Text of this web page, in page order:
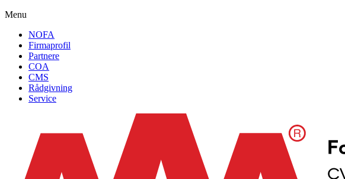
Menu
NOFA
Firmaprofil
Partnere
COA
CMS
Rådgivning
Service